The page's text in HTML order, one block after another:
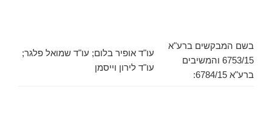
בשם המבקשים ברע"א
6753/15 והמשיבים
ברע"א 6784/15:
עו"ד אופיר בלום; עו"ד שמואל פלגר;
עו"ד לירון וייסמן